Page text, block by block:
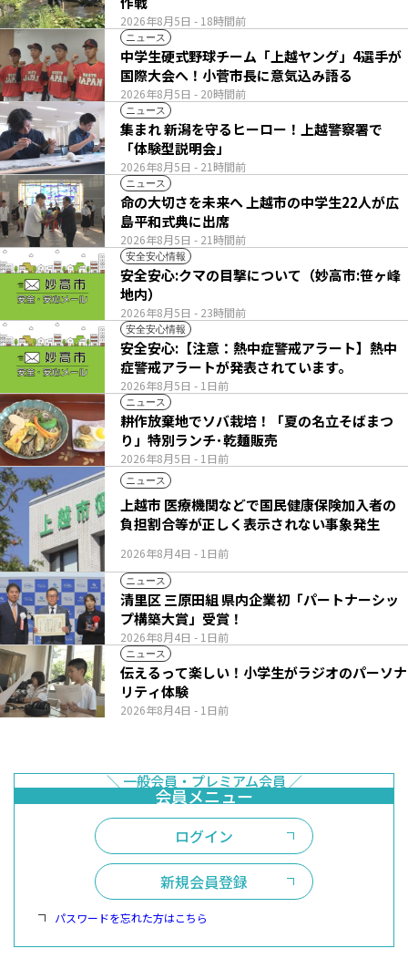
2026年8月5日 - 18時間前
ニュース
2026年8月5日 - 20時間前
中学生硬式野球チーム「上越ヤング」4選手が
国際大会へ！小菅市長に意気込み語る
ニュース
2026年8月5日 - 21時間前
集まれ 新潟を守るヒーロー！上越警察署で
「体験型説明会」
ニュース
2026年8月5日 - 21時間前
命の大切さを未来へ 上越市の中学生22人が広
島平和式典に出席
安全安心情報
2026年8月5日 - 23時間前
安全安心:クマの目撃について（妙高市:笹ヶ峰
地内）
安全安心情報
2026年8月5日 - 1日前
安全安心:【注意：熱中症警戒アラート】熱中
症警戒アラートが発表されています。
ニュース
2026年8月5日 - 1日前
耕作放棄地でソバ栽培！「夏の名立そばまつ
り」特別ランチ･乾麺販売
ニュース
2026年8月4日 - 1日前
上越市 医療機関などで国民健康保険加入者の
負担割合等が正しく表示されない事象発生
ニュース
2026年8月4日 - 1日前
清里区 三原田組 県内企業初「パートナーシッ
プ構築大賞」受賞！
ニュース
2026年8月4日 - 1日前
伝えるって楽しい！小学生がラジオのパーソナ
リティ体験
ログイン
新規会員登録
パスワードを忘れた方はこちら